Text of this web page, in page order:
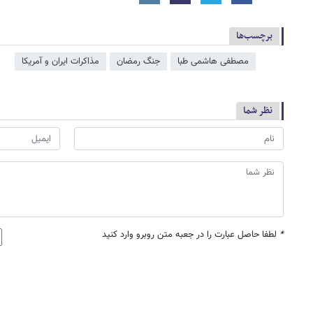
برچسب‌ها
مصطفی هاشمی طبا جنگ رمضان مذاکرات ایران و آمریکا
نظر شما
* لطفا حاصل عبارت را در جعبه متن روبرو وارد کنید